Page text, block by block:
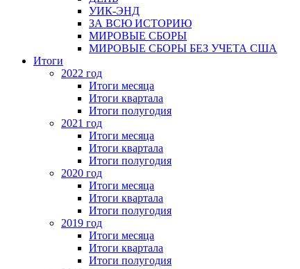
УИК-ЭНД
ЗА ВСЮ ИСТОРИЮ
МИРОВЫЕ СБОРЫ
МИРОВЫЕ СБОРЫ БЕЗ УЧЕТА США
Итоги
2022 год
Итоги месяца
Итоги квартала
Итоги полугодия
2021 год
Итоги месяца
Итоги квартала
Итоги полугодия
2020 год
Итоги месяца
Итоги квартала
Итоги полугодия
2019 год
Итоги месяца
Итоги квартала
Итоги полугодия